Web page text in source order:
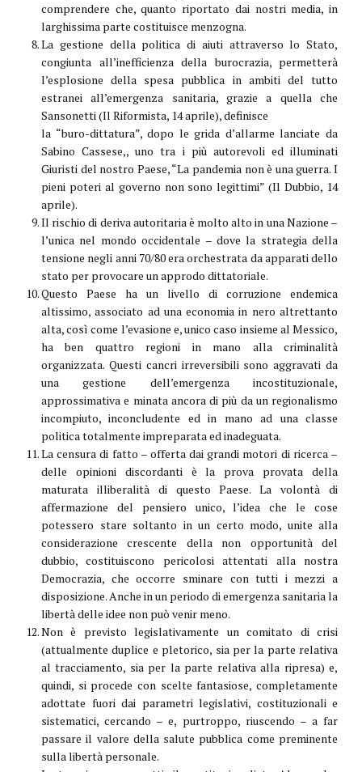
comprendere che, quanto riportato dai nostri media, in
larghissima parte costituisce menzogna.
La gestione della politica di aiuti attraverso lo Stato,
congiunta all’inefficienza della burocrazia, permetterà
l’esplosione della spesa pubblica in ambiti del tutto
estranei all’emergenza sanitaria, grazie a quella che
Sansonetti (Il Riformista, 14 aprile), definisce
la “buro-dittatura”, dopo le grida d’allarme lanciate da
Sabino Cassese,, uno tra i più autorevoli ed illuminati
Giuristi del nostro Paese, “La pandemia non è una guerra. I
pieni poteri al governo non sono legittimi” (Il Dubbio, 14
aprile).
Il rischio di deriva autoritaria è molto alto in una Nazione –
l’unica nel mondo occidentale – dove la strategia della
tensione negli anni 70/80 era orchestrata da apparati dello
stato per provocare un approdo dittatoriale.
Questo Paese ha un livello di corruzione endemica
altissimo, associato ad una economia in nero altrettanto
alta, così come l’evasione e, unico caso insieme al Messico,
ha ben quattro regioni in mano alla criminalità
organizzata. Questi cancri irreversibili sono aggravati da
una gestione dell’emergenza incostituzionale,
approssimativa e minata ancora di più da un regionalismo
incompiuto, inconcludente ed in mano ad una classe
politica totalmente impreparata ed inadeguata.
La censura di fatto – offerta dai grandi motori di ricerca –
delle opinioni discordanti è la prova provata della
maturata illiberalità di questo Paese. La volontà di
affermazione del pensiero unico, l’idea che le cose
potessero stare soltanto in un certo modo, unite alla
considerazione crescente della non opportunità del
dubbio, costituiscono pericolosi attentati alla nostra
Democrazia, che occorre sminare con tutti i mezzi a
disposizione. Anche in un periodo di emergenza sanitaria la
libertà delle idee non può venir meno.
Non è previsto legislativamente un comitato di crisi
(attualmente duplice e pletorico, sia per la parte relativa
al tracciamento, sia per la parte relativa alla ripresa) e,
quindi, si procede con scelte fantasiose, completamente
adottate fuori dai parametri legislativi, costituzionali e
sistematici, cercando – e, purtroppo, riuscendo – a far
passare il valore della salute pubblica come preminente
sulla libertà personale.